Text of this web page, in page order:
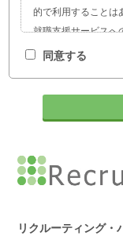
的で利用することは
就職支援サービスへ
職業紹介、就職・転
お問い合わせやご相
びJISQ：15001など
報を第三者に提供す
弊社は、利用目的の
同意する
リクルーティング・